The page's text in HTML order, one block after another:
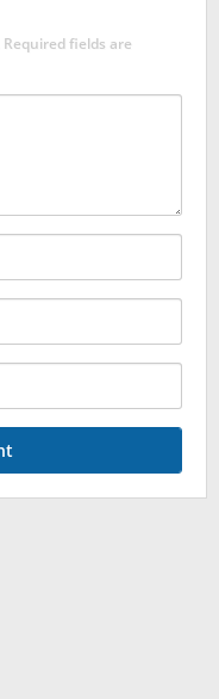
Required fields are